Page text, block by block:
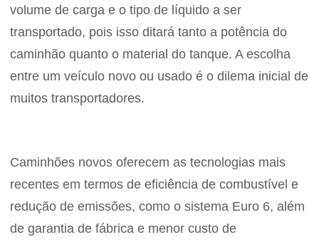
volume de carga e o tipo de líquido a ser
transportado, pois isso ditará tanto a potência do
caminhão quanto o material do tanque. A escolha
entre um veículo novo ou usado é o dilema inicial de
muitos transportadores.
Caminhões novos oferecem as tecnologias mais
recentes em termos de eficiência de combustível e
redução de emissões, como o sistema Euro 6, além
de garantia de fábrica e menor custo de